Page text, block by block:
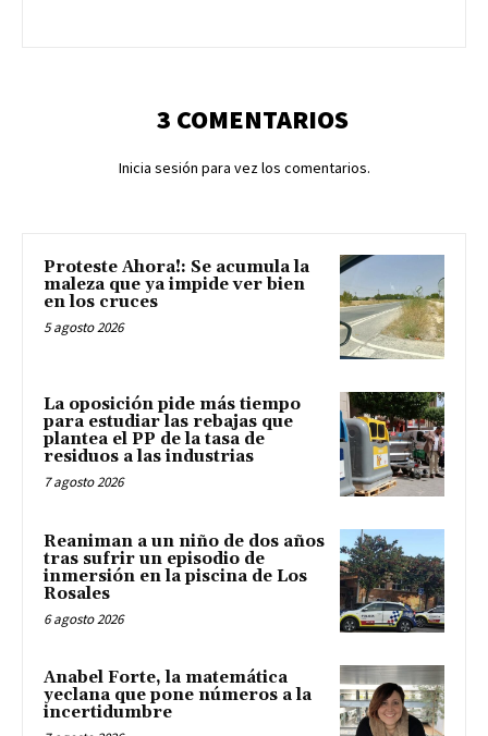
3 COMENTARIOS
Inicia sesión para vez los comentarios.
Proteste Ahora!: Se acumula la
maleza que ya impide ver bien
en los cruces
5 agosto 2026
La oposición pide más tiempo
para estudiar las rebajas que
plantea el PP de la tasa de
residuos a las industrias
7 agosto 2026
Reaniman a un niño de dos años
tras sufrir un episodio de
inmersión en la piscina de Los
Rosales
6 agosto 2026
Anabel Forte, la matemática
yeclana que pone números a la
incertidumbre